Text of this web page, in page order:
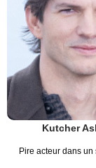
Kutcher
Pire acteur dans un